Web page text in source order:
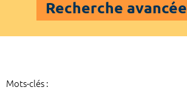
Recherche avancée
Mots-clés :